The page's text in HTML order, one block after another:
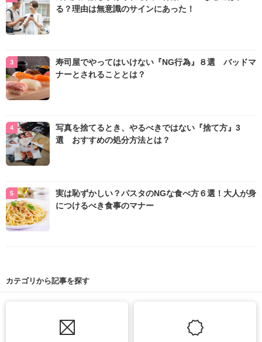
る？理由は無意識のサインにあった！
寿司屋でやってはいけない『NG行為』８選 バッドマ
ナーとされることとは？
写真を捨てるとき、やるべきではない『捨て方』3
選 おすすめの処分方法とは？
実は恥ずかしい？パスタのNGな食べ方６選！大人が身
につけるべき食事のマナー
カテゴリから記事を探す